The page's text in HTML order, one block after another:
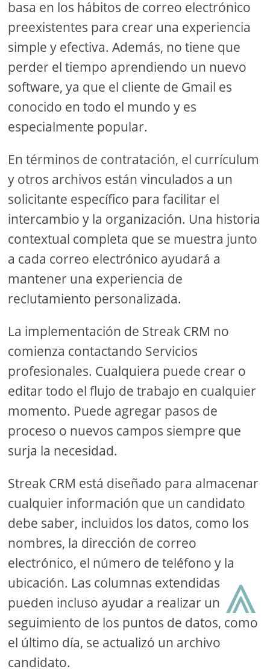
basa en los hábitos de correo electrónico
preexistentes para crear una experiencia
simple y efectiva. Además, no tiene que
perder el tiempo aprendiendo un nuevo
software, ya que el cliente de Gmail es
conocido en todo el mundo y es
especialmente popular.
En términos de contratación, el currículum
y otros archivos están vinculados a un
solicitante específico para facilitar el
intercambio y la organización. Una historia
contextual completa que se muestra junto
a cada correo electrónico ayudará a
mantener una experiencia de
reclutamiento personalizada.
La implementación de Streak CRM no
comienza contactando Servicios
profesionales. Cualquiera puede crear o
editar todo el flujo de trabajo en cualquier
momento. Puede agregar pasos de
proceso o nuevos campos siempre que
surja la necesidad.
Streak CRM está diseñado para almacenar
cualquier información que un candidato
debe saber, incluidos los datos, como los
nombres, la dirección de correo
electrónico, el número de teléfono y la
ubicación. Las columnas extendidas
pueden incluso ayudar a realizar un
seguimiento de los puntos de datos, como
el último día, se actualizó un archivo
candidato.
⩓